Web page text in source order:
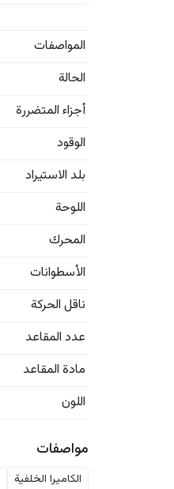
المواصفات
الحالة
أجزاء المتضررة
الوقود
بلد الاستيراد
اللوحة
المحرك
الأسطوانات
ناقل الحركة
عدد المقاعد
مادة المقاعد
اللون
مواصفات
الكاميرا الخلفية